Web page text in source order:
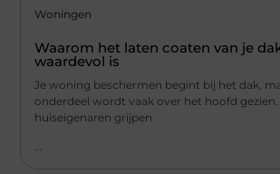
Woningen
Waarom het laten coaten van je
waardevol is
Je woning beschermen begint bij het dak,
onderdeel wordt vaak over het hoofd gezien.
huiseigenaren grijpen
...